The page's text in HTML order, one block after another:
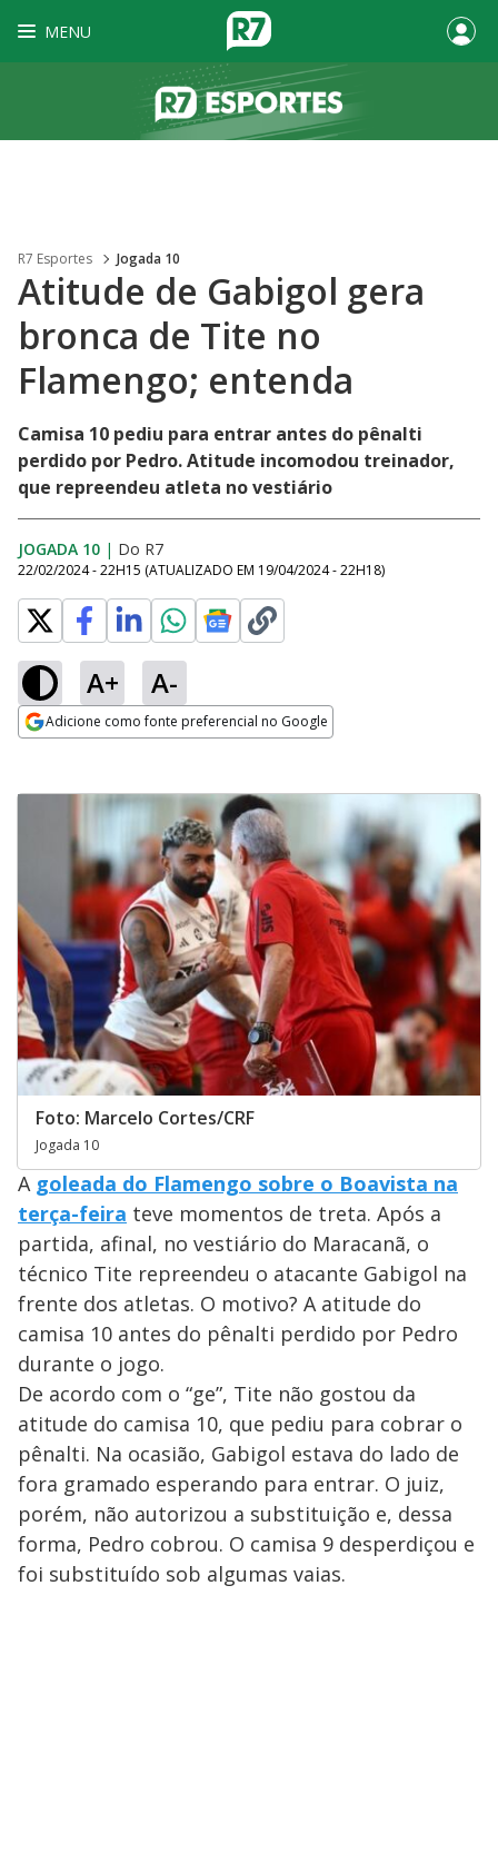
MENU
R7 Esportes Jogada 10
Atitude de Gabigol gera
bronca de Tite no
Flamengo; entenda
Camisa 10 pediu para entrar antes do pênalti
perdido por Pedro. Atitude incomodou treinador,
que repreendeu atleta no vestiário
JOGADA 10 | Do R7
22/02/2024 - 22H15 (ATUALIZADO EM 19/04/2024 - 22H18)
A+ A-
Adicione como fonte preferencial no Google
Foto: Marcelo Cortes/CRF
Jogada 10
A goleada do Flamengo sobre o Boavista na
terça-feira teve momentos de treta. Após a
partida, afinal, no vestiário do Maracanã, o
técnico Tite repreendeu o atacante Gabigol na
frente dos atletas. O motivo? A atitude do
camisa 10 antes do pênalti perdido por Pedro
durante o jogo.
De acordo com o “ge”, Tite não gostou da
atitude do camisa 10, que pediu para cobrar o
pênalti. Na ocasião, Gabigol estava do lado de
fora gramado esperando para entrar. O juiz,
porém, não autorizou a substituição e, dessa
forma, Pedro cobrou. O camisa 9 desperdiçou e
foi substituído sob algumas vaias.